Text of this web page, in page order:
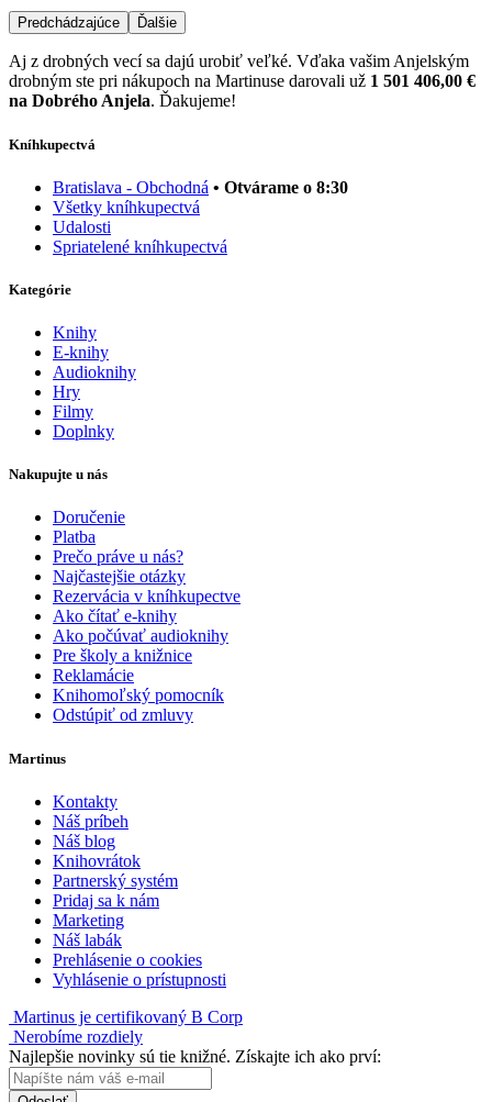
Predchádzajúce Ďalšie
Aj z drobných vecí sa dajú urobiť veľké. Vďaka vašim Anjelským
drobným ste pri nákupoch na Martinuse darovali už 1 501 406,00 €
na Dobrého Anjela. Ďakujeme!
Kníhkupectvá
Bratislava - Obchodná • Otvárame o 8:30
Všetky kníhkupectvá
Udalosti
Spriatelené kníhkupectvá
Kategórie
Knihy
E-knihy
Audioknihy
Hry
Filmy
Doplnky
Nakupujte u nás
Doručenie
Platba
Prečo práve u nás?
Najčastejšie otázky
Rezervácia v kníhkupectve
Ako čítať e-knihy
Ako počúvať audioknihy
Pre školy a knižnice
Reklamácie
Knihomoľský pomocník
Odstúpiť od zmluvy
Martinus
Kontakty
Náš príbeh
Náš blog
Knihovrátok
Partnerský systém
Pridaj sa k nám
Marketing
Náš labák
Prehlásenie o cookies
Vyhlásenie o prístupnosti
Martinus je certifikovaný B Corp
Nerobíme rozdiely
Najlepšie novinky sú tie knižné. Získajte ich ako prví: